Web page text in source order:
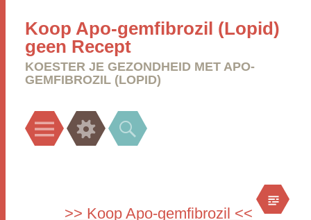
Koop Apo-gemfibrozil (Lopid)
geen Recept
KOESTER JE GEZONDHEID MET APO-
GEMFIBROZIL (LOPID)
Menu Widgets Search
>> Koop Apo-gemfibrozil <<